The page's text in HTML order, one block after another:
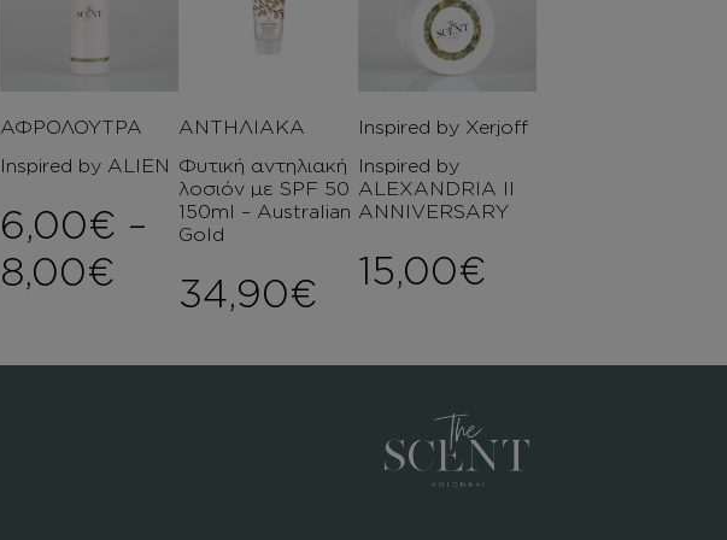
ΑΦΡΟΛΟΥΤΡΑ
Inspired by ALIEN
6,00€ –
8,00€Price range: 6,00€ through
ΑΝΤΗΛΙΑΚΑ
Φυτική αντηλιακή
λοσιόν με SPF 50
150ml – Australian
Gold
34,90€
Inspired by Xerjoff
Inspired by
ALEXANDRIA II
ANNIVERSARY
15,00€